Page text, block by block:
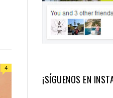
4
¡SÍGUENOS EN